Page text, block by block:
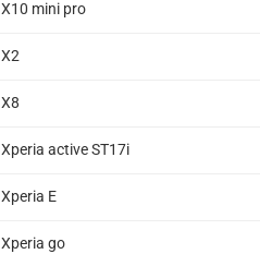
X10 mini pro
X2
X8
Xperia active ST17i
Xperia E
Xperia go